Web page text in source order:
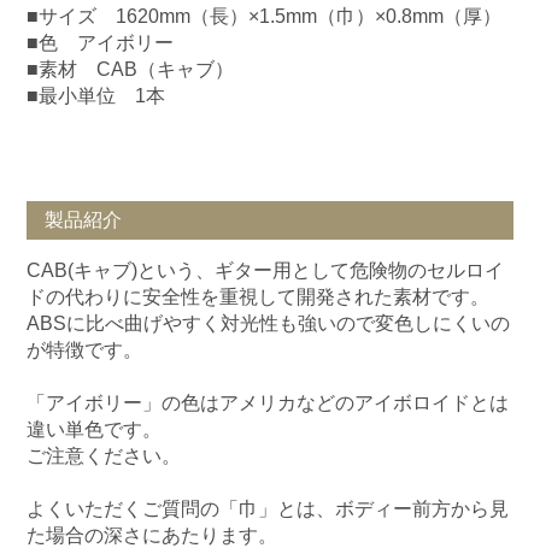
■サイズ 1620mm（長）×1.5mm（巾）×0.8mm（厚）
■色 アイボリー
■素材 CAB（キャブ）
■最小単位 1本
製品紹介
CAB(キャブ)という、ギター用として危険物のセルロイ
ドの代わりに安全性を重視して開発された素材です。
ABSに比べ曲げやすく対光性も強いので変色しにくいの
が特徴です。
「アイボリー」の色はアメリカなどのアイボロイドとは
違い単色です。
ご注意ください。
よくいただくご質問の「巾」とは、ボディー前方から見
た場合の深さにあたります。